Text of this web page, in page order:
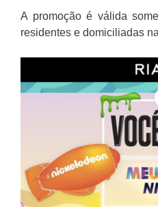
A promoção é válida
residentes e domiciliadas